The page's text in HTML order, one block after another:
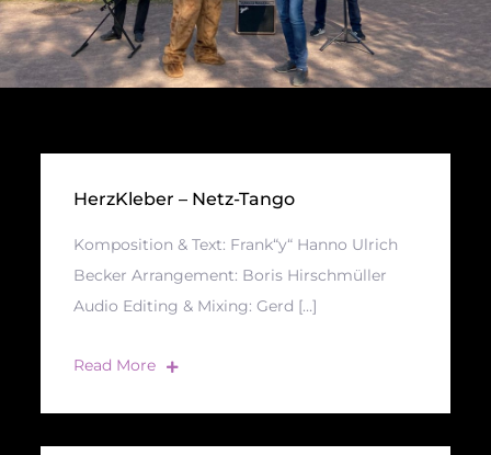
HerzKleber – Netz-Tango
Komposition & Text: Frank“y“ Hanno Ulrich
Becker Arrangement: Boris Hirschmüller
Audio Editing & Mixing: Gerd […]
Read More